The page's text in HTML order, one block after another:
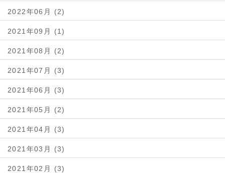
2022年06月 (2)
2021年09月 (1)
2021年08月 (2)
2021年07月 (3)
2021年06月 (3)
2021年05月 (2)
2021年04月 (3)
2021年03月 (3)
2021年02月 (3)